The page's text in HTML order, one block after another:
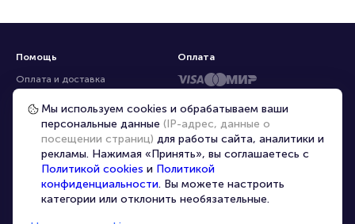
Помощь
Оплата и доставка
Частые вопросы
Перепродажа билетов
Организаторам
Корпоративным клиентам
VIP-билеты
Оплата
Мы используем cookies и обрабатываем ваши
персональные данные (IP-адрес, данные о
посещении страниц) для работы сайта, аналитики и
рекламы. Нажимая «Принять», вы соглашаетесь с
Политикой cookies и Политикой
конфиденциальности. Вы можете настроить
категории или отклонить необязательные.